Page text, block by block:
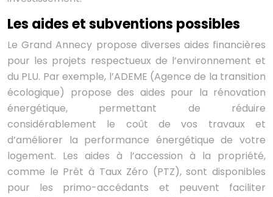
Les aides et subventions possibles
Le Grand Annecy propose diverses aides financières
pour les projets respectueux de l’environnement et
du PLU. Par exemple, l’ADEME (Agence de la transition
écologique) propose des aides pour la rénovation
énergétique, permettant de réduire
considérablement le coût de vos travaux et
d’améliorer la performance énergétique de votre
logement. Les aides à l’accession à la propriété,
comme le Prêt à Taux Zéro (PTZ), sont disponibles
pour les primo-accédants et peuvent faciliter